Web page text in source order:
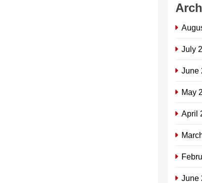
July
June
May
April
June